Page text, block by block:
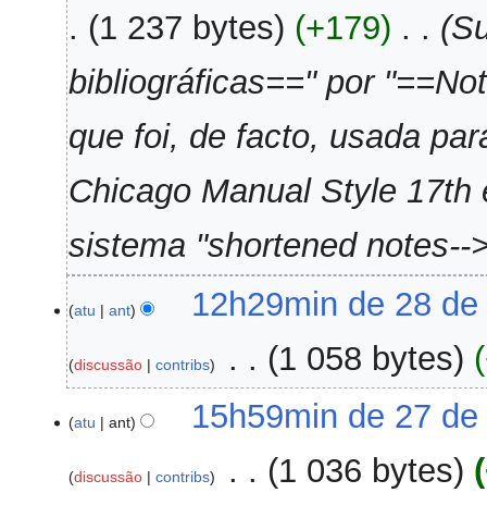
agosto
2022
1 237 bytes
+179
bibliográficas==" por
que foi, de facto, usada
Chicago Manual Style
sistema "shortened notes--
de
novembro
2017
atu ant 12h29min de 28
discussão contribs 1 058 bytes
de
atu ant 15h59min de 27
discussão contribs 1 036 bytes